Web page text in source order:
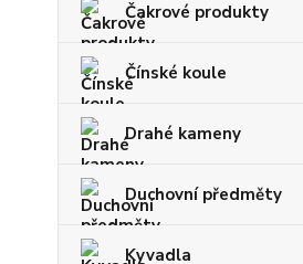
Čakrové produkty
Čínské koule
Drahé kameny
Duchovní předměty
Kyvadla